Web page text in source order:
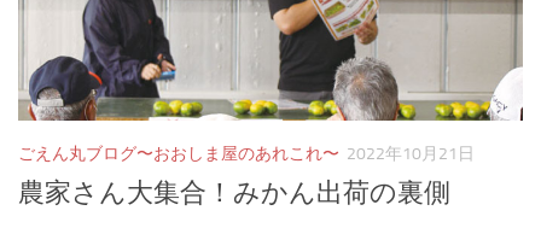
ごえん丸ブログ〜おおしま屋のあれこれ〜 2022年10月21日
農家さん大集合！みかん出荷の裏側